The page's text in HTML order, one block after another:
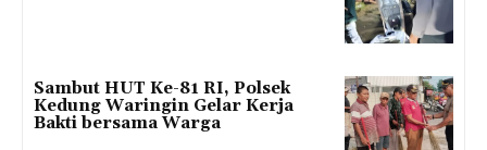
Sambut HUT Ke-81 RI, Polsek
Kedung Waringin Gelar Kerja
Bakti bersama Warga